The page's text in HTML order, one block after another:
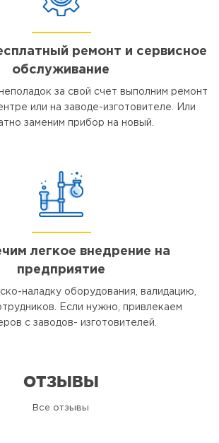
ремонт и сервисное
обслуживание
за свой счет выполним ремонт
или на заводе-изготовителе. Или
заменим прибор на новый.
легкое внедрение на
предприятие
наладку оборудования, валидацию,
Если нужно, привлекаем
с заводов- изготовителей.
ОТЗЫВЫ
Все отзывы